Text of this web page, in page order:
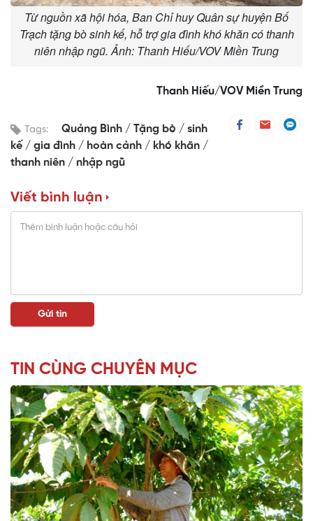
Từ nguồn xã hội hóa, Ban Chỉ huy Quân sự huyện Bố
Trạch tặng bò sinh kế, hỗ trợ gia đình khó khăn có thanh
niên nhập ngũ. Ảnh: Thanh Hiếu/VOV Miền Trung
Thanh Hiếu/VOV Miền Trung
Tags: Quảng Bình Tặng bò
sinh
kế
gia đình hoàn cảnh
khó khăn
thanh niên
nhập ngũ
Viết bình luận
TIN CÙNG CHUYÊN MỤC